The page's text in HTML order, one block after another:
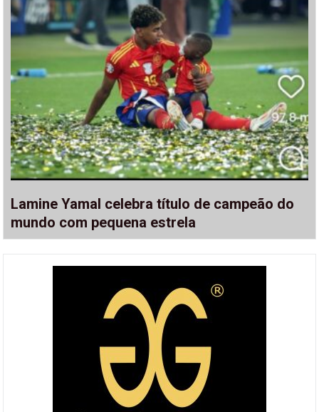
Lamine Yamal celebra título de campeão do
mundo com pequena estrela